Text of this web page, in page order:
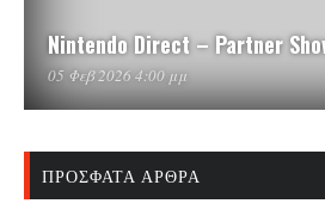
Nintendo Direct – Partner
05 Φεβ 2026 4:00 μμ
ΠΡΌΣΦΑΤΑ ΆΡΘΡΑ